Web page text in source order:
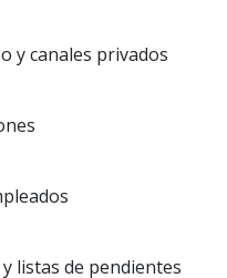
y canales privados
listas de pendientes